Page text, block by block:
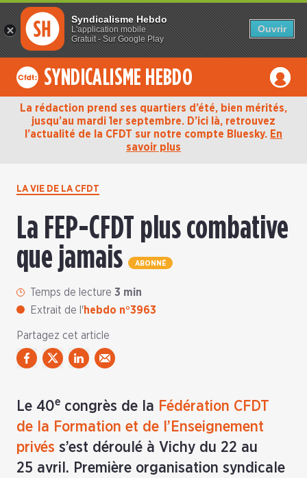
Syndicalisme Hebdo
L'application mobile
Gratuit - Sur Google Play
Ouvrir
La rédaction prend ses quartiers d’été, bien mérités,
jusqu’au mardi 1er septembre. D’ici là, retrouvez
l’actualité de la CFDT sur notre compte Bluesky. En
savoir plus
SYNDICALISME HEBDO
LA VIE DE LA CFDT
La FEP-CFDT plus combative
que jamais
ABONNÉ
Temps de lecture 3 min
Extrait de l'hebdo n°3963
Partagez cet article
Le 40e congrès de la Fédération CFDT
de la Formation et de l’Enseignement
privés s’est déroulé à Vichy du 22 au
25 avril. Première organisation syndicale